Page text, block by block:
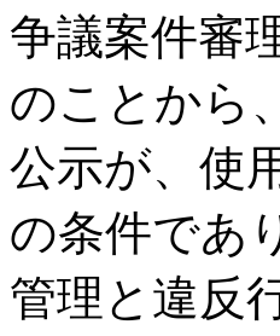
争議案件審
のことから
公示が、使
の条件であ
管理と違反